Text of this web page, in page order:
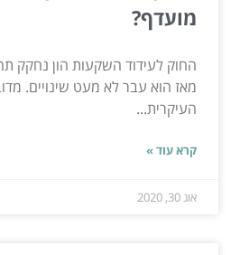
מועדף?
מאז הוא עבר לא מעט שינויים.
העיקרית...
קרא עוד »
אוג 30, 2020